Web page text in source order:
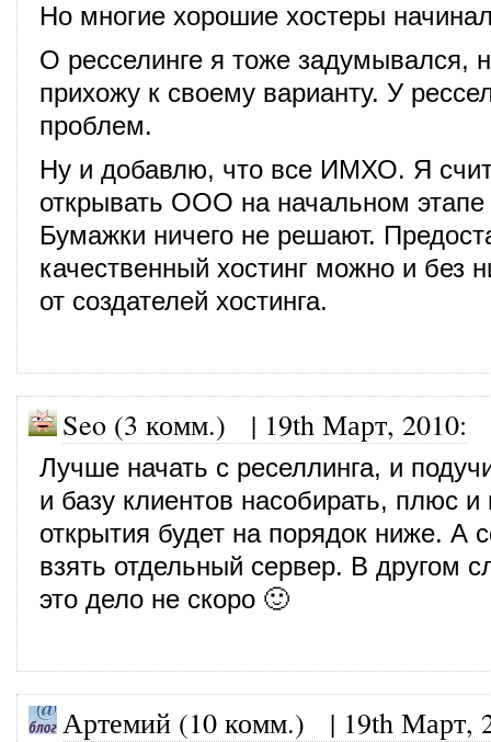
Но многие хорошие хостеры
О ресселинге я тоже задумывался,
прихожу к своему варианту. У
проблем.
Ну и добавлю, что все ИМХО. Я
открывать ООО на начальном
Бумажки ничего не решают.
качественный хостинг можно и без
от создателей хостинга.
Seo (3 комм.) | 19th Март, 2010:
Лучше начать с реселлинга, и
и базу клиентов насобирать, плюс
открытия будет на порядок ниже. А
взять отдельный сервер. В другом
это дело не скоро 🙂
Артемий (10 комм.) | 19th Март,